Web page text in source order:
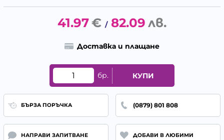
41.97€ / 82.09 лв.
Доставка и плащане
бр. КУПИ
БЪРЗА ПОРЪЧКА (0879) 801 808
НАПРАВИ ЗАПИТВАНЕ ДОБАВИ В ЛЮБИМИ